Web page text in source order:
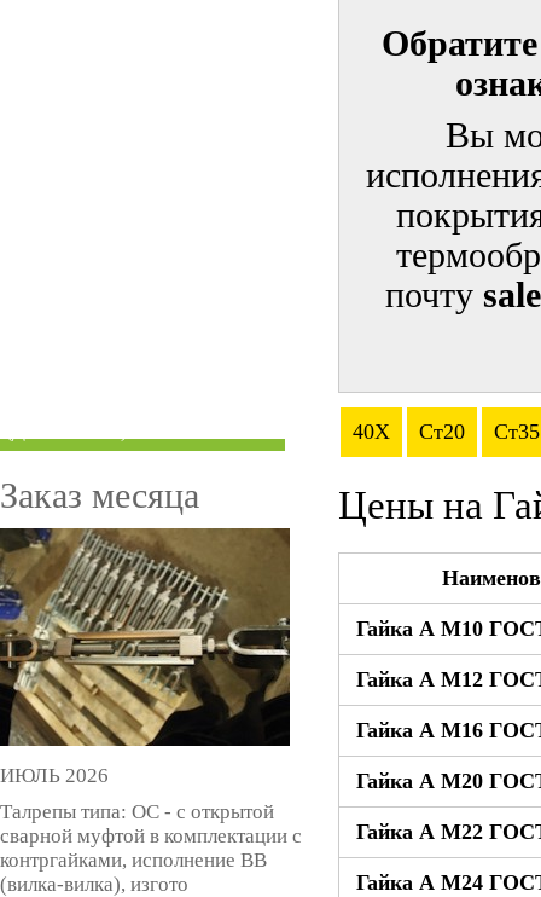
Вы
почту
40Х Ст20 Ст35
Цены на
Гайка А М10
Гайка А М12
Гайка А М16
Гайка А М20
Гайка А М22
Гайка А М24
Заказ месяца
ИЮЛЬ 2026
Талрепы типа: ОС - с открытой
сварной муфтой в комплектации с
контргайками, исполнение ВВ
(вилка-вилка), изгото